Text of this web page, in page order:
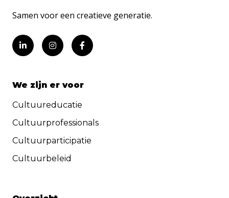
Samen voor een creatieve generatie.
We zijn er voor
Cultuureducatie
Cultuurprofessionals
Cultuurparticipatie
Cultuurbeleid